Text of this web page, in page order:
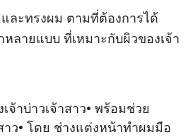
ละทรงผม ตามที่ต้องการได้
หลายแบบ ที่เหมาะกับผิวของเจ้า
จ้าบ่าวเจ้าสาว• พร้อมช่วย
าว• โดย ช่างแต่งหน้าทำผมมือ